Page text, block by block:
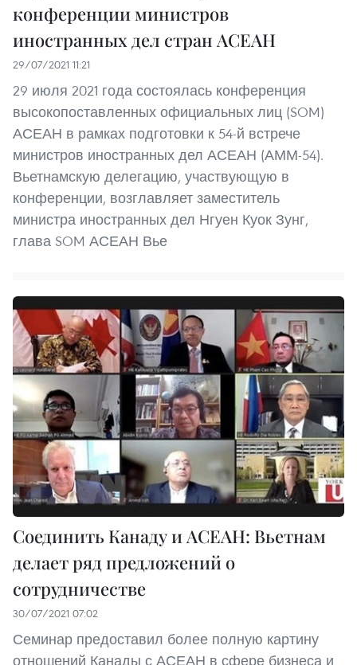
конференции министров
иностранных дел стран АСЕАН
29/07/2021 11:21
29 июля 2021 года состоялась конференция
высокопоставленных официальных лиц (SOM)
АСЕАН в рамках подготовки к 54-й встрече
министров иностранных дел АСЕАН (АММ-54).
Вьетнамскую делегацию, участвующую в
конференции, возглавляет заместитель
министра иностранных дел Нгуен Куок Зунг,
глава SOM АСЕАН Вье
Соединить Канаду и АСЕАН: Вьетнам
делает ряд предложений о
сотрудничестве
30/07/2021 07:02
Семинар предоставил более полную картину
отношений Канады с АСЕАН в сфере бизнеса и